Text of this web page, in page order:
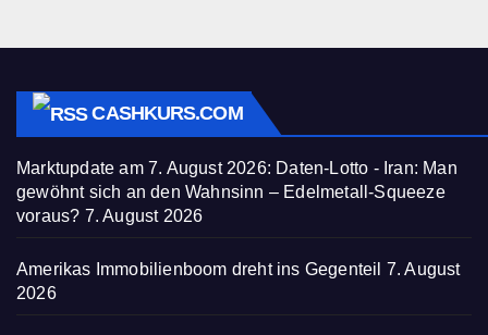
CASHKURS.COM
Marktupdate am 7. August 2026: Daten-Lotto - Iran: Man
gewöhnt sich an den Wahnsinn – Edelmetall-Squeeze
voraus? 7. August 2026
Amerikas Immobilienboom dreht ins Gegenteil 7. August
2026